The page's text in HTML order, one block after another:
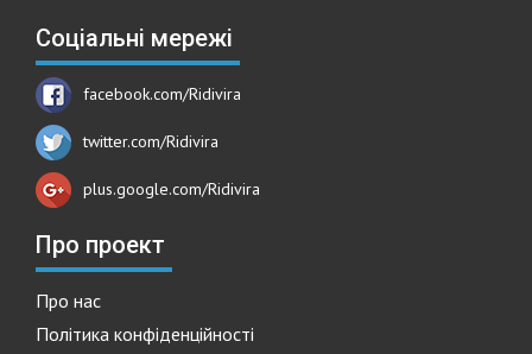
Соціальні мережі
facebook.com/Ridivira
twitter.com/Ridivira
plus.google.com/Ridivira
Про проект
Про нас
Політика конфіденційності